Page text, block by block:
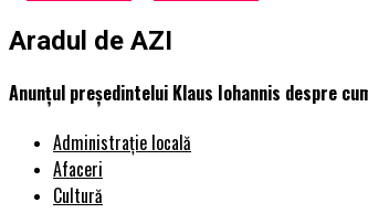
Aradul de AZI
Anunțul președintelui Klaus Iohannis despre
Administrație locală
Afaceri
Cultură